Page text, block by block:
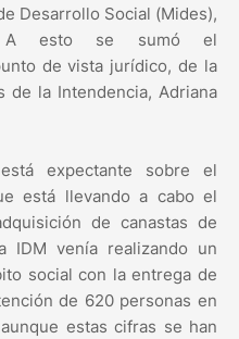
Desarrollo Social (Mides),
A esto se sumó el
de vista jurídico, de la
de la Intendencia, Adriana
expectante sobre el
está llevando a cabo el
de canastas de
IDM venía realizando un
social con la entrega de
de 620 personas en
estas cifras se han